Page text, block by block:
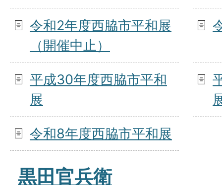
令和2年度西脇市平和展
（開催中止）
平成30年度西脇市平和
展
令和8年度西脇市平和展
黒田官兵衛